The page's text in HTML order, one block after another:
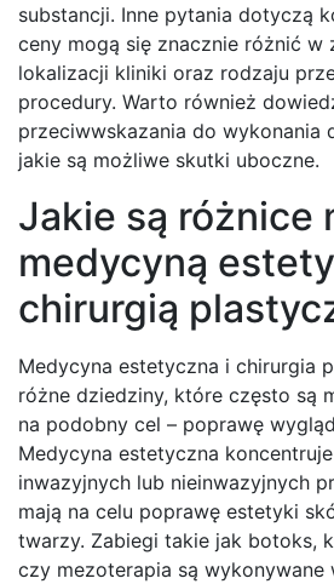
substancji. Inne pytania dotyczą
ceny mogą się znacznie różnić w
lokalizacji kliniki oraz rodzaju
procedury. Warto również
przeciwwskazania do wykonania
jakie są możliwe skutki uboczne.
Jakie są różnice
medycyną
chirurgią
Medycyna estetyczna i chirurgia
różne dziedziny, które często są
na podobny cel – poprawę
Medycyna estetyczna koncentruje
inwazyjnych lub nieinwazyjnych
mają na celu poprawę estetyki
twarzy. Zabiegi takie jak botoks,
czy mezoterapia są wykonywane